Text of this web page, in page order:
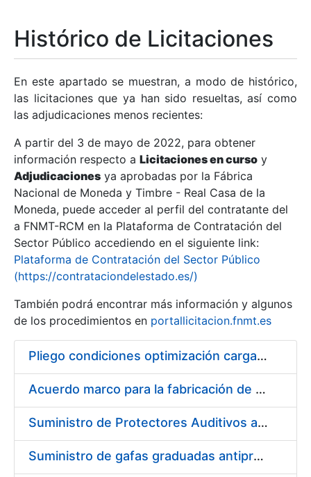
Mostrar/Ocultar
Mostrar/Ocultar
Mostrar/Ocultar
Histórico de Licitaciones
En este apartado se muestran, a modo de histórico,
las licitaciones que ya han sido resueltas, así como
las adjudicaciones menos recientes:
A partir del 3 de mayo de 2022, para obtener
información respecto a Licitaciones en curso y
Adjudicaciones ya aprobadas por la Fábrica
Nacional de Moneda y Timbre - Real Casa de la
Moneda, puede acceder al perfil del contratante del
a FNMT-RCM en la Plataforma de Contratación del
Sector Público accediendo en el siguiente link:
Plataforma de Contratación del Sector Público
(https://contrataciondelestado.es/)
También podrá encontrar más información y algunos
de los procedimientos en portallicitacion.fnmt.es
Pliego condiciones optimización cargas compras firmado
Acuerdo marco para la fabricación de piezas
Suministro de Protectores Auditivos a medida para las personas trabajadoras de los Centros de Trabajo de Madrid y Burgos
Suministro de gafas graduadas antiproyecciones para los trabajadores de la FNMT-RCM en los centros de trabajo de Madrid y Burgos